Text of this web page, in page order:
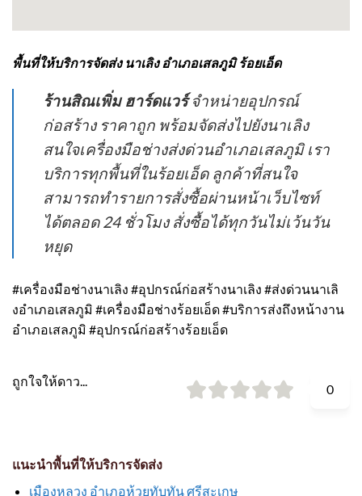
พื้นที่ให้บริการจัดส่ง นาเลิง อำเภอเสลภูมิ ร้อยเอ็ด
ร้านสิณเพิ่ม ฮาร์ดแวร์จำหน่ายอุปกรณ์
ก่อสร้าง ราคาถูก พร้อมจัดส่งไปยังนาเลิง
สนใจเครื่องมือช่างส่งด่วนอำเภอเสลภูมิ เรา
บริการทุกพื้นที่ในร้อยเอ็ด ลูกค้าที่สนใจ
สามารถทำรายการสั่งซื้อผ่านหน้าเว็บไซท์
ได้ตลอด 24 ชั่วโมง สั่งซื้อได้ทุกวันไม่เว้นวัน
หยุด
#เครื่องมือช่างนาเลิง #อุปกรณ์ก่อสร้างนาเลิง #ส่งด่วนนาเลิ
งอำเภอเสลภูมิ #เครื่องมือช่างร้อยเอ็ด #บริการส่งถึงหน้างาน
อำเภอเสลภูมิ #อุปกรณ์ก่อสร้างร้อยเอ็ด
ถูกใจให้ดาว...
0
แนะนำพื้นที่ให้บริการจัดส่ง
เมืองหลวง อำเภอห้วยทับทัน ศรีสะเกษ